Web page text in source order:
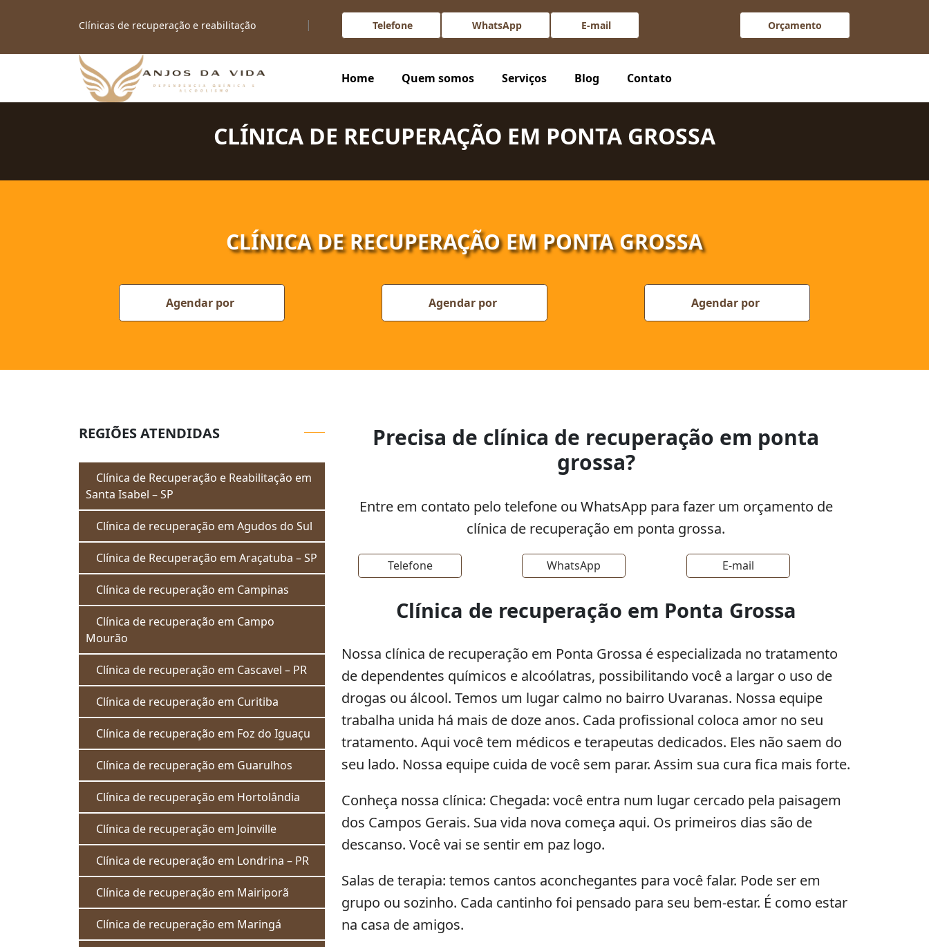
Clínicas de recuperação e reabilitação
Conheça nossa Clínica de recuperação em Ponta Grossa com tratamento especializado, suporte humanizado e estrutura completa de reabilitação
Telefone WhatsApp E-mail Orçamento
Clínicas de recuperação e reabilitação em SP
Home Quem somos Serviços Blog Contato
CLÍNICA DE RECUPERAÇÃO EM PONTA GROSSA
CLÍNICA DE RECUPERAÇÃO EM PONTA GROSSA
Agendar por Agendar por Agendar por
REGIÕES ATENDIDAS
Clínica de Recuperação e Reabilitação em
Santa Isabel – SP
Clínica de recuperação em Agudos do Sul
Clínica de Recuperação em Araçatuba – SP
Clínica de recuperação em Campinas
Clínica de recuperação em Campo
Mourão
Clínica de recuperação em Cascavel – PR
Clínica de recuperação em Curitiba
Clínica de recuperação em Foz do Iguaçu
Clínica de recuperação em Guarulhos
Clínica de recuperação em Hortolândia
Clínica de recuperação em Joinville
Clínica de recuperação em Londrina – PR
Clínica de recuperação em Mairiporã
Clínica de recuperação em Maringá
Precisa de clínica de recuperação em ponta
grossa?
Entre em contato pelo telefone ou WhatsApp para fazer um orçamento de
clínica de recuperação em ponta grossa.
Telefone WhatsApp E-mail
Clínica de recuperação em Ponta Grossa
Nossa clínica de recuperação em Ponta Grossa é especializada no tratamento
de dependentes químicos e alcoólatras, possibilitando você a largar o uso de
drogas ou álcool. Temos um lugar calmo no bairro Uvaranas. Nossa equipe
trabalha unida há mais de doze anos. Cada profissional coloca amor no seu
tratamento. Aqui você tem médicos e terapeutas dedicados. Eles não saem do
seu lado. Nossa equipe cuida de você sem parar. Assim sua cura fica mais forte.
Conheça nossa clínica: Chegada: você entra num lugar cercado pela paisagem
dos Campos Gerais. Sua vida nova começa aqui. Os primeiros dias são de
descanso. Você vai se sentir em paz logo.
Salas de terapia: temos cantos aconchegantes para você falar. Pode ser em
grupo ou sozinho. Cada cantinho foi pensado para seu bem-estar. É como estar
na casa de amigos.